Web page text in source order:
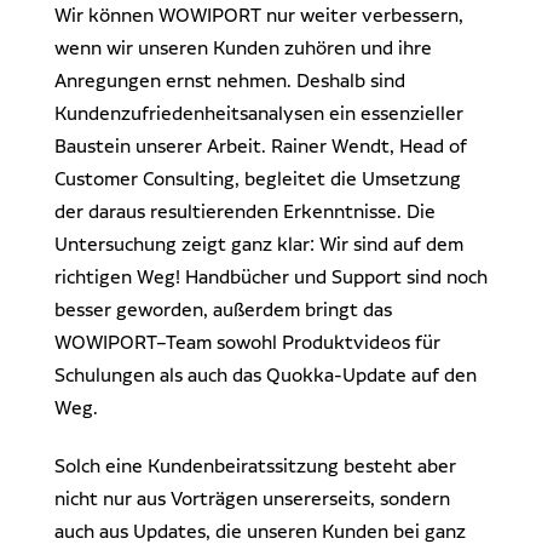
Wir können WOWIPORT nur weiter verbessern,
wenn wir unseren Kunden zuhören und ihre
Anregungen ernst nehmen. Deshalb sind
Kundenzufriedenheitsanalysen ein essenzieller
Baustein unserer Arbeit. Rainer Wendt, Head of
Customer Consulting, begleitet die Umsetzung
der daraus resultierenden Erkenntnisse. Die
Untersuchung zeigt ganz klar: Wir sind auf dem
richtigen Weg! Handbücher und Support sind noch
besser geworden, außerdem bringt das
WOWIPORT–Team sowohl Produktvideos für
Schulungen als auch das Quokka-Update auf den
Weg.
Solch eine Kundenbeiratssitzung besteht aber
nicht nur aus Vorträgen unsererseits, sondern
auch aus Updates, die unseren Kunden bei ganz